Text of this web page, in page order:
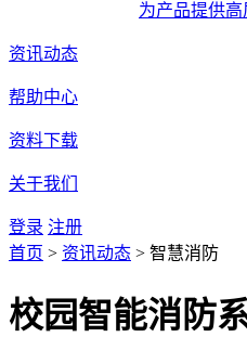
为产品提供
资讯动态
帮助中心
资料下载
关于我们
登录 注册
首页 > 资讯动态 > 智慧消防
校园智能消防